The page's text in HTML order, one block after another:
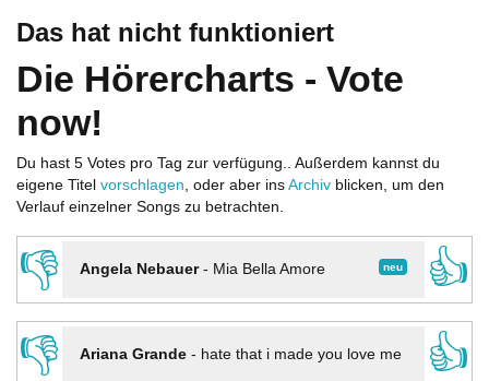
Das hat nicht funktioniert
Die Hörercharts - Vote
now!
Du hast 5 Votes pro Tag zur verfügung.. Außerdem kannst du
eigene Titel vorschlagen, oder aber ins Archiv blicken, um den
Verlauf einzelner Songs zu betrachten.
👎 neu
Angela Nebauer- Mia Bella Amore
👍
👎
Ariana Grande- hate that i made you love me
👍